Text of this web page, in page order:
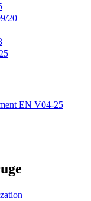
20
EN V04-25